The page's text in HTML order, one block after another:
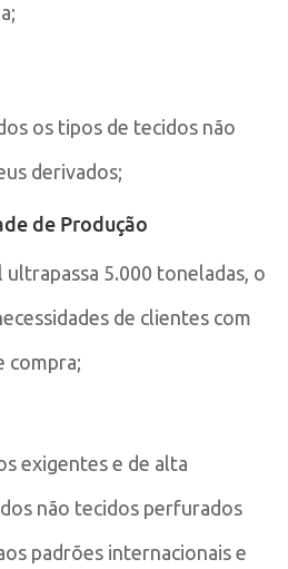
os tipos de tecidos não
derivados;
de Produção
ultrapassa 5.000 toneladas, o
de clientes com
compra;
exigentes e de alta
não tecidos perfurados
padrões internacionais e